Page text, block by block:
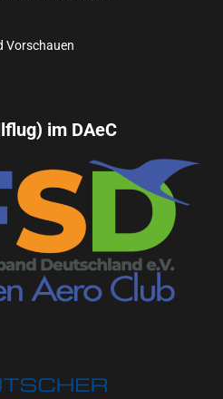
Vorschauen
im DAeC